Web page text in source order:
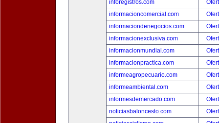
inforegistros.com
informacioncomercial.com
informaciondenegocios.com
informacionexclusiva.com
informacionmundial.com
informacionpractica.com
informeagropecuario.com
informeambiental.com
informesdemercado.com
noticiasbaloncesto.com